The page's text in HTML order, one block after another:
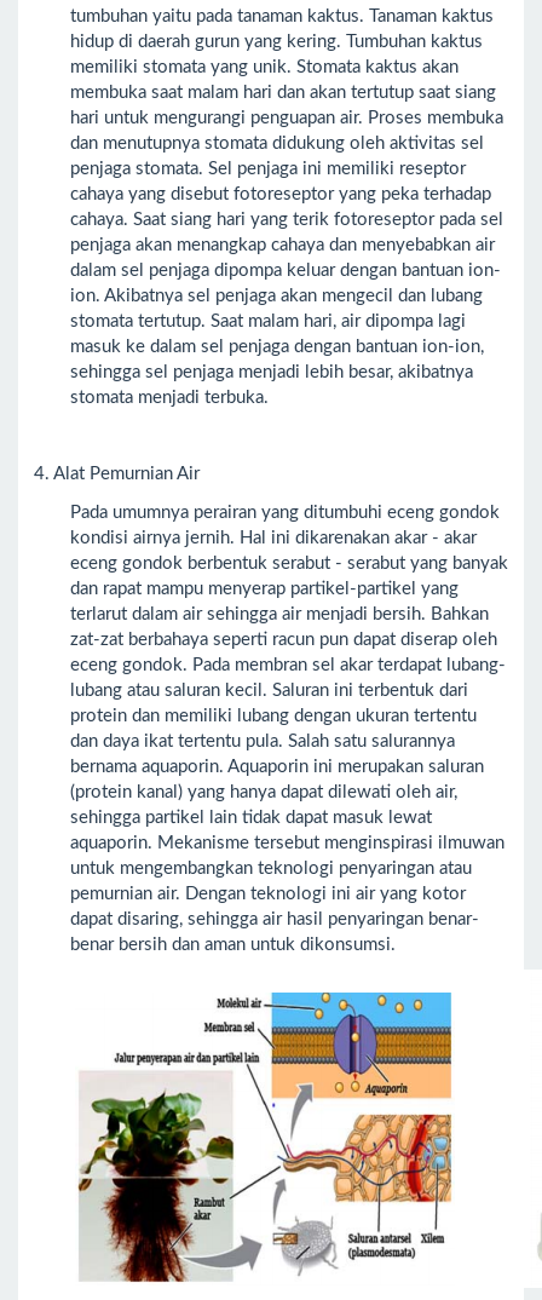
tumbuhan yaitu pada tanaman kaktus. Tanaman kaktus
hidup di daerah gurun yang kering. Tumbuhan kaktus
memiliki stomata yang unik. Stomata kaktus akan
membuka saat malam hari dan akan tertutup saat siang
hari untuk mengurangi penguapan air. Proses membuka
dan menutupnya stomata didukung oleh aktivitas sel
penjaga stomata. Sel penjaga ini memiliki reseptor
cahaya yang disebut fotoreseptor yang peka terhadap
cahaya. Saat siang hari yang terik fotoreseptor pada sel
penjaga akan menangkap cahaya dan menyebabkan air
dalam sel penjaga dipompa keluar dengan bantuan ion-
ion. Akibatnya sel penjaga akan mengecil dan lubang
stomata tertutup. Saat malam hari, air dipompa lagi
masuk ke dalam sel penjaga dengan bantuan ion-ion,
sehingga sel penjaga menjadi lebih besar, akibatnya
stomata menjadi terbuka.
4. Alat Pemurnian Air
Pada umumnya perairan yang ditumbuhi eceng gondok
kondisi airnya jernih. Hal ini dikarenakan akar - akar
eceng gondok berbentuk serabut - serabut yang banyak
dan rapat mampu menyerap partikel-partikel yang
terlarut dalam air sehingga air menjadi bersih. Bahkan
zat-zat berbahaya seperti racun pun dapat diserap oleh
eceng gondok. Pada membran sel akar terdapat lubang-
lubang atau saluran kecil. Saluran ini terbentuk dari
protein dan memiliki lubang dengan ukuran tertentu
dan daya ikat tertentu pula. Salah satu salurannya
bernama aquaporin. Aquaporin ini merupakan saluran
(protein kanal) yang hanya dapat dilewati oleh air,
sehingga partikel lain tidak dapat masuk lewat
aquaporin. Mekanisme tersebut menginspirasi ilmuwan
untuk mengembangkan teknologi penyaringan atau
pemurnian air. Dengan teknologi ini air yang kotor
dapat disaring, sehingga air hasil penyaringan benar-
benar bersih dan aman untuk dikonsumsi.